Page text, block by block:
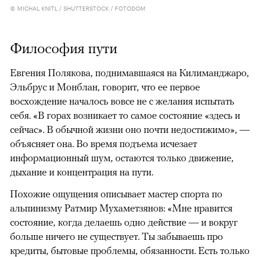
© MICHAL KNITL / SHUTTERSTOCK / FOTODOM
Философия пути
Евгения Полякова, поднимавшаяся на Килиманджаро,
Эльбрус и Монблан, говорит, что ее первое
восхождение началось вовсе не с желания испытать
себя. «В горах возникает то самое состояние «здесь и
сейчас». В обычной жизни оно почти недостижимо», —
объясняет она. Во время подъема исчезает
информационный шум, остаются только движение,
дыхание и концентрация на пути.
Похожие ощущения описывает мастер спорта по
альпинизму Ратмир Мухаметзянов: «Мне нравится
состояние, когда делаешь одно действие — и вокруг
больше ничего не существует. Ты забываешь про
кредиты, бытовые проблемы, обязанности. Есть только